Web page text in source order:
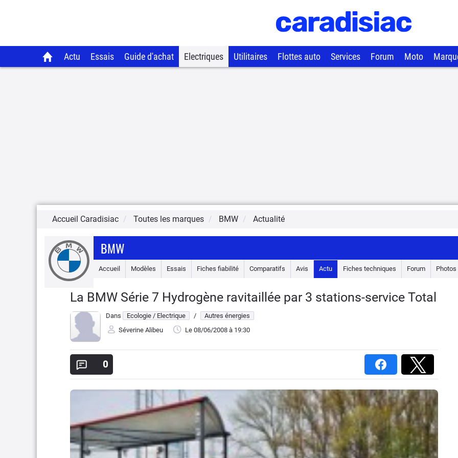
Actu Essais Guide d'achat Electriques Utilitaires Flottes auto Services Forum Moto
Accueil Caradisiac Toutes les marques BMW Actualité
BMW
Accueil Modèles Essais Fiches fiabilité Comparatifs Avis Actu Fiches techniques Forum Photos
La BMW Série 7 Hydrogène ravitaillée par 3 stations-service Total
Dans Ecologie / Electrique /
Autres énergies
Séverine Alibeu
Le 08/06/2008 à 19:30
0